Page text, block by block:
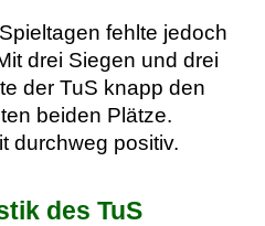
fehlte jedoch
drei Siegen und drei
der TuS knapp den
beiden Plätze.
durchweg positiv.
des TuS